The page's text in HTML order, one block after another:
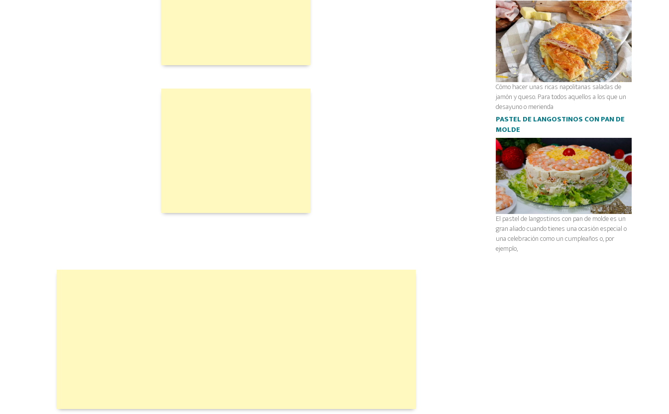
Cómo hacer unas ricas napolitanas saladas de
jamón y queso. Para todos aquellos a los que un
desayuno o merienda
PASTEL DE LANGOSTINOS CON PAN DE
MOLDE
El pastel de langostinos con pan de molde es un
gran aliado cuando tienes una ocasión especial o
una celebración como un cumpleaños o, por
ejemplo,